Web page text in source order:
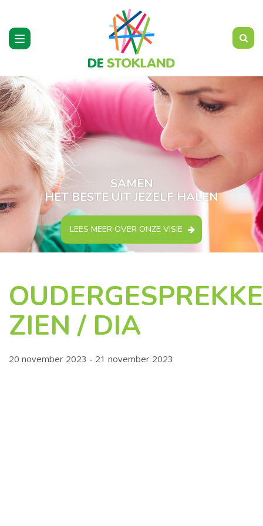
Toggle
navigation
SAMEN
HET BESTE UIT JEZELF HALEN
LEES MEER OVER ONZE VISIE
ZIEN / DIA
20 november 2023 - 21 november 2023